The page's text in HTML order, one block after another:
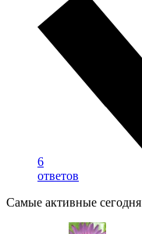
6
ответов
Самые активные сегодня